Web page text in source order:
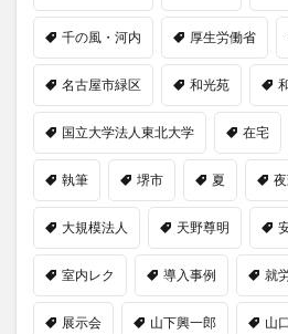
千の風・河内 厚生労働省
名古屋市緑区 和光苑
国立大学法人東北大学 在宅
執筆 堺市 夏
大規模法人 天野尊明
室内レク 導入事例 就
展示会 山下興一郎 山